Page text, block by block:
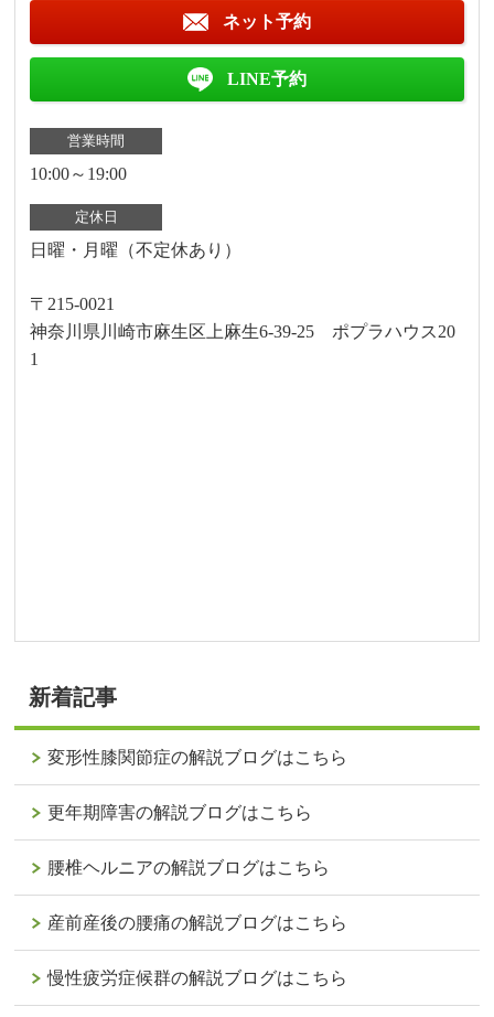
ネット予約
LINE予約
営業時間
10:00～19:00
定休日
日曜・月曜（不定休あり）
〒215-0021
神奈川県川崎市麻生区上麻生6-39-25 ポプラハウス20
1
新着記事
変形性膝関節症の解説ブログはこちら
更年期障害の解説ブログはこちら
腰椎ヘルニアの解説ブログはこちら
産前産後の腰痛の解説ブログはこちら
慢性疲労症候群の解説ブログはこちら